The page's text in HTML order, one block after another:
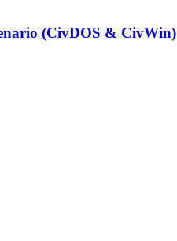
(CivDOS & CivWin)